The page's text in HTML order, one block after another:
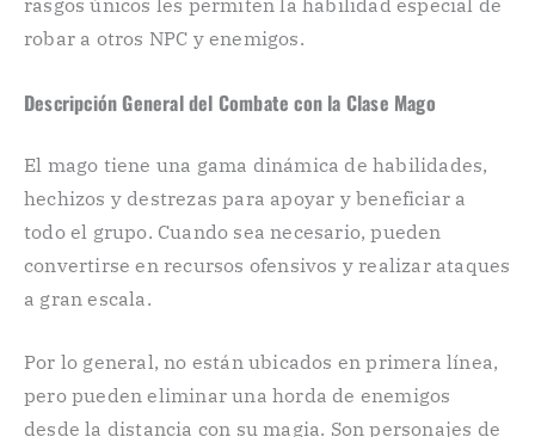
rasgos únicos les permiten la habilidad especial de
robar a otros NPC y enemigos.
Descripción General del Combate con la Clase Mago
El mago tiene una gama dinámica de habilidades,
hechizos y destrezas para apoyar y beneficiar a
todo el grupo. Cuando sea necesario, pueden
convertirse en recursos ofensivos y realizar ataques
a gran escala.
Por lo general, no están ubicados en primera línea,
pero pueden eliminar una horda de enemigos
desde la distancia con su magia. Son personajes de